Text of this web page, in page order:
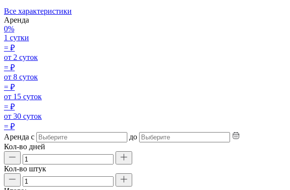
Все характеристики
Аренда
0%
1 сутки
= ₽
от 2 суток
= ₽
от 8 суток
= ₽
от 15 суток
= ₽
от 30 суток
= ₽
Аренда с
до
Кол-во дней
Кол-во штук